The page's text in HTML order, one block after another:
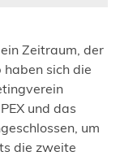
Zeitraum, der
sich die
und das
um
die zweite